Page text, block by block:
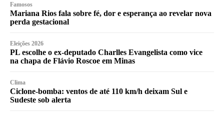
Famosos
Mariana Rios fala sobre fé, dor e esperança ao revelar nova
perda gestacional
Eleições 2026
PL escolhe o ex-deputado Charlles Evangelista como vice
na chapa de Flávio Roscoe em Minas
Clima
Ciclone-bomba: ventos de até 110 km/h deixam Sul e
Sudeste sob alerta